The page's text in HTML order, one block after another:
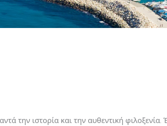
την ιστορία και την αυθεντική